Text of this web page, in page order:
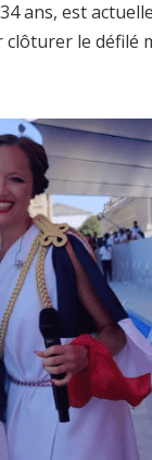
ans, est
clôturer le défilé